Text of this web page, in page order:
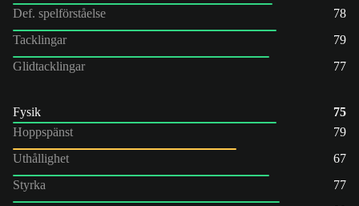
Def. spelförståelse
78
Tacklingar
79
Glidtacklingar
77
Fysik
75
Hoppspänst
79
Uthållighet
67
Styrka
77